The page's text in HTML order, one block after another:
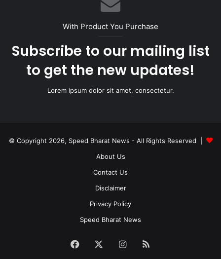
With Product You Purchase
Subscribe to our mailing list
to get the new updates!
Lorem ipsum dolor sit amet, consectetur.
© Copyright 2026, Speed Bharat News - All Rights Reserved |
About Us
Contact Us
Disclaimer
Privacy Policy
Speed Bharat News
Facebook Instagram
RSS